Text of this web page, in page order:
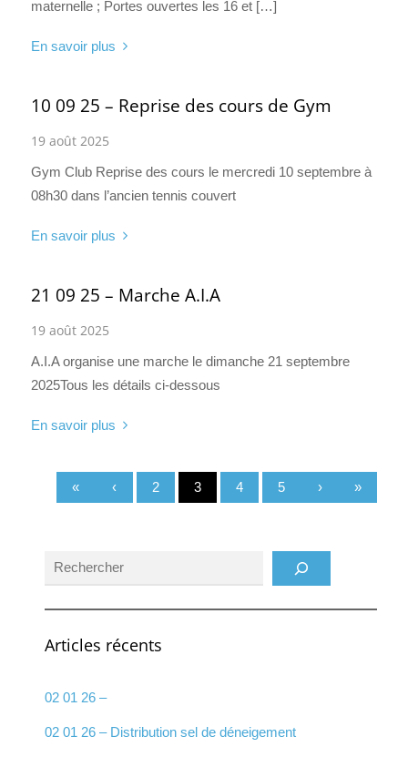
maternelle ; Portes ouvertes les 16 et […]
En savoir plus
10 09 25 – Reprise des cours de Gym
19 août 2025
Gym Club Reprise des cours le mercredi 10 septembre à
08h30 dans l’ancien tennis couvert
En savoir plus
21 09 25 – Marche A.I.A
19 août 2025
A.I.A organise une marche le dimanche 21 septembre
2025Tous les détails ci-dessous
En savoir plus
« ‹ 2 3 4 5 › »
Rechercher
Articles récents
02 01 26 –
02 01 26 – Distribution sel de déneigement